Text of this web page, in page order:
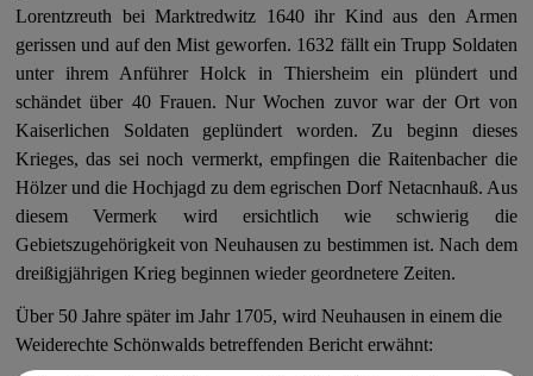
Lorentzreuth bei Marktredwitz 1640 ihr Kind aus den Armen
gerissen und auf den Mist geworfen. 1632 fällt ein Trupp Soldaten
unter ihrem Anführer Holck in Thiersheim ein plündert und
schändet über 40 Frauen. Nur Wochen zuvor war der Ort von
Kaiserlichen Soldaten geplündert worden. Zu beginn dieses
Krieges, das sei noch vermerkt, empfingen die Raitenbacher die
Hölzer und die Hochjagd zu dem egrischen Dorf Netacnhauß. Aus
diesem Vermerk wird ersichtlich wie schwierig die
Gebietszugehörigkeit von Neuhausen zu bestimmen ist. Nach dem
dreißigjährigen Krieg beginnen wieder geordnetere Zeiten.
Über 50 Jahre später im Jahr 1705, wird Neuhausen in einem die
Weiderechte Schönwalds betreffenden Bericht erwähnt: